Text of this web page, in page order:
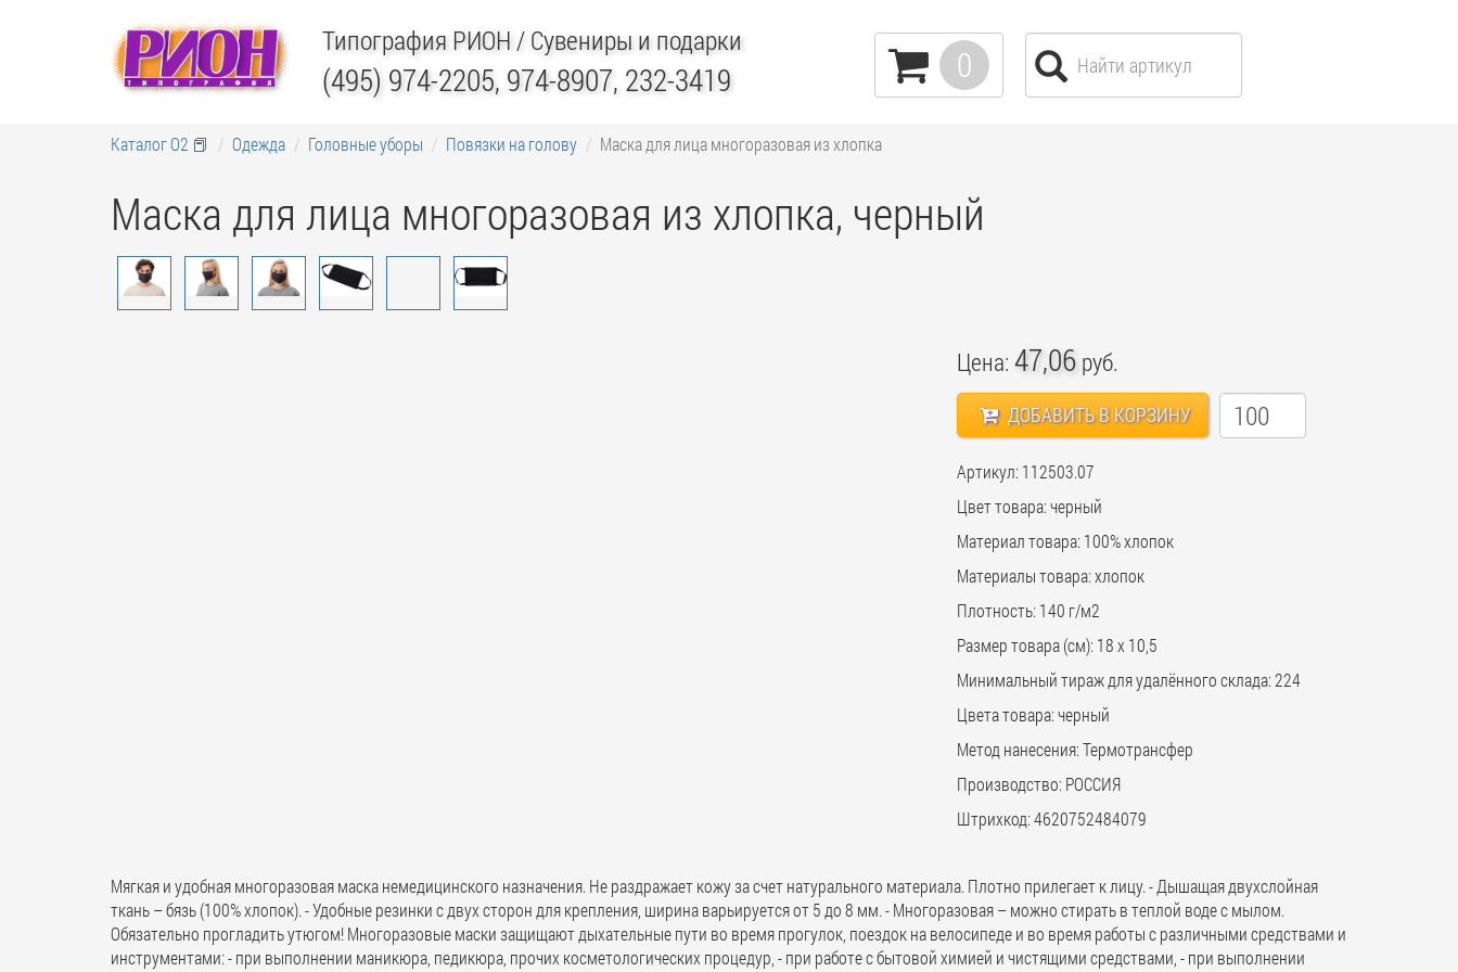
Типография РИОН/ Сувениры и подарки
(495) 974-2205, 974-8907, 232-3419 0
Каталог О2 📕 Одежда Головные уборы Повязки на голову Маска для лица многоразовая из хлопка
Маска для лица многоразовая из хлопка, черный
Цена: 47,06 руб.
ДОБАВИТЬ В КОРЗИНУ
Артикул: 112503.07
Цвет товара: черный
Материал товара: 100% хлопок
Материалы товара: хлопок
Плотность: 140 г/м2
Размер товара (см): 18 х 10,5
Минимальный тираж для удалённого склада: 224
Цвета товара: черный
Метод нанесения: Термотрансфер
Производство: РОССИЯ
Штрихкод: 4620752484079
Мягкая и удобная многоразовая маска немедицинского назначения. Не раздражает кожу за счет натурального материала. Плотно прилегает к лицу. - Дышащая двухслойная
ткань – бязь (100% хлопок). - Удобные резинки с двух сторон для крепления, ширина варьируется от 5 до 8 мм. - Многоразовая – можно стирать в теплой воде с мылом.
Обязательно прогладить утюгом! Многоразовые маски защищают дыхательные пути во время прогулок, поездок на велосипеде и во время работы с различными средствами и
инструментами: - при выполнении маникюра, педикюра, прочих косметологических процедур, - при работе с бытовой химией и чистящими средствами, - при выполнении